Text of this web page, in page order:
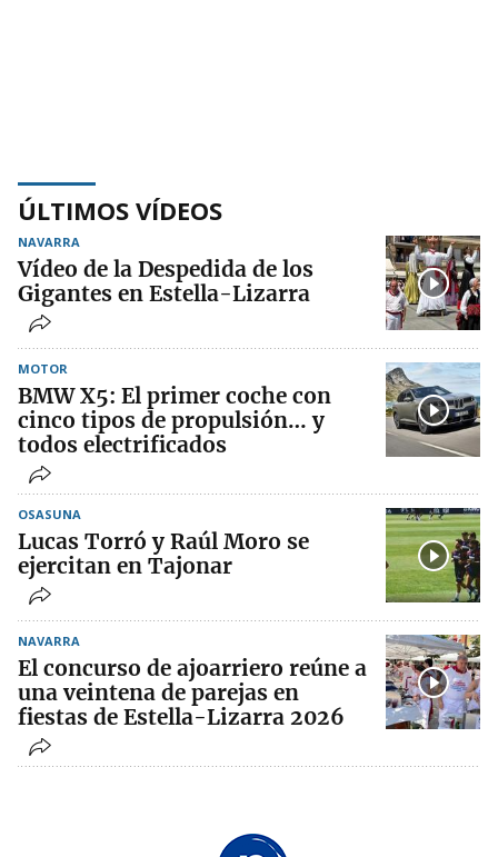
ÚLTIMOS VÍDEOS
NAVARRA
Vídeo de la Despedida de los
Gigantes en Estella-Lizarra
MOTOR
BMW X5: El primer coche con
cinco tipos de propulsión… y
todos electrificados
OSASUNA
Lucas Torró y Raúl Moro se
ejercitan en Tajonar
NAVARRA
El concurso de ajoarriero reúne a
una veintena de parejas en
fiestas de Estella-Lizarra 2026